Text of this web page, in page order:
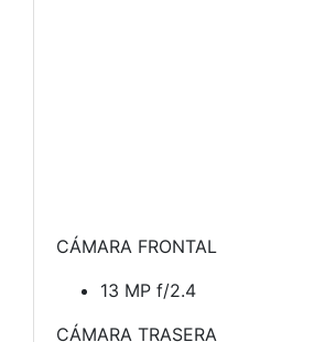
CÁMARA FRONTAL
13 MP f/2.4
CÁMARA TRASERA